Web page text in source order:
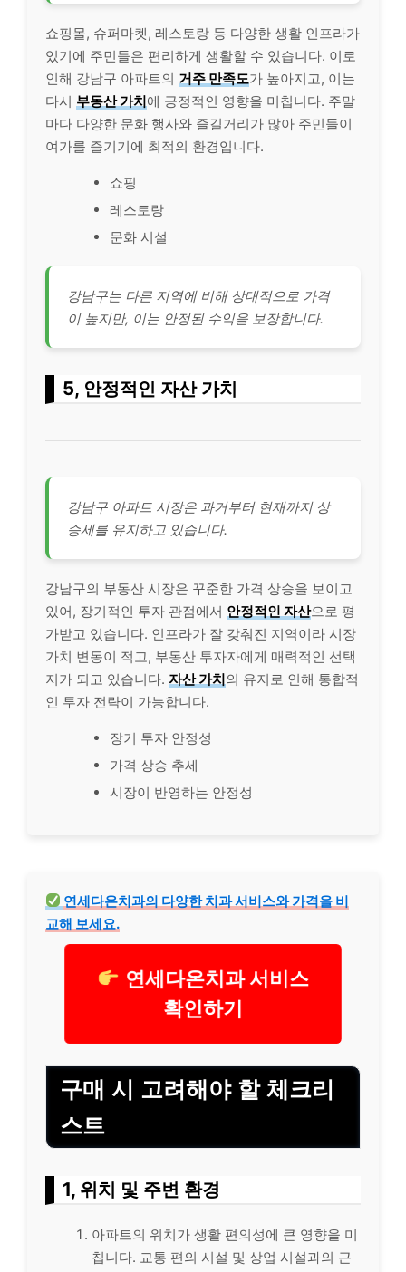
쇼핑몰, 슈퍼마켓, 레스토랑 등 다양한 생활 인프라가
있기에 주민들은 편리하게 생활할 수 있습니다. 이로
인해 강남구 아파트의 거주 만족도가 높아지고, 이는
다시 부동산 가치에 긍정적인 영향을 미칩니다. 주말
마다 다양한 문화 행사와 즐길거리가 많아 주민들이
여가를 즐기기에 최적의 환경입니다.
쇼핑
레스토랑
문화 시설
강남구는 다른 지역에 비해 상대적으로 가격
이 높지만, 이는 안정된 수익을 보장합니다.
5, 안정적인 자산 가치
강남구 아파트 시장은 과거부터 현재까지 상
승세를 유지하고 있습니다.
강남구의 부동산 시장은 꾸준한 가격 상승을 보이고
있어, 장기적인 투자 관점에서 안정적인 자산으로 평
가받고 있습니다. 인프라가 잘 갖춰진 지역이라 시장
가치 변동이 적고, 부동산 투자자에게 매력적인 선택
지가 되고 있습니다. 자산 가치의 유지로 인해 통합적
인 투자 전략이 가능합니다.
장기 투자 안정성
가격 상승 추세
시장이 반영하는 안정성
연세다온치과의 다양한 치과 서비스와 가격을 비
교해 보세요.
연세다온치과 서비스
확인하기
구매 시 고려해야 할 체크리
스트
1, 위치 및 주변 환경
아파트의 위치가 생활 편의성에 큰 영향을 미
칩니다. 교통 편의 시설 및 상업 시설과의 근